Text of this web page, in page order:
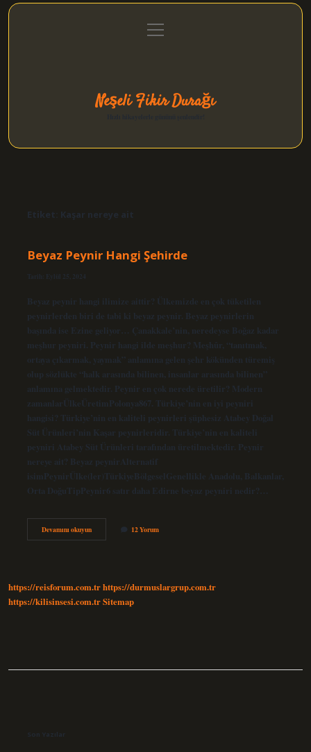
Gizlilik Politikası
menüyü
aç
Neşeli Fikir Durağı
Etiket: Kaşar nereye ait
Beyaz Peynir Hangi Şehirde
Tarih: Eylül 25, 2024
Beyaz peynir hangi ilimize aittir? Ülkemizde en çok tüketilen
peynirlerden biri de tabi ki beyaz peynir. Beyaz peynirlerin
başında ise Ezine geliyor… Çanakkale’nin, neredeyse Boğaz kadar
meşhur peyniri. Peynir hangi ilde meşhur? Meşhûr, “tanıtmak,
ortaya çıkarmak, yaymak” anlamına gelen şehr kökünden türemiş
olup sözlükte “halk arasında bilinen, insanlar arasında bilinen”
anlamına gelmektedir. Peynir en çok nerede üretilir? Modern
zamanlarÜlkeÜretimPolonya867. Türkiye’nin en iyi peyniri
hangisi? Türkiye’nin en kaliteli peynirleri şüphesiz Atabey Doğal
Süt Ürünleri’nin Kaşar peynirleridir. Türkiye’nin en kaliteli
peyniri Atabey Süt Ürünleri tarafından üretilmektedir. Peynir
nereye ait? Beyaz peynirAlternatif
isimPeynirÜlke(ler)TürkiyeBölgeselGenellikle Anadolu, Balkanlar,
Orta DoğuTipPeynir6 satır daha Edirne beyaz peyniri nedir?…
Devamını okuyunBeyaz
Peynir
12 Yorum
https://reisforum.com.trhttps://durmuslargrup.com.tr
https://kilisinsesi.com.trSitemap
Son Yazılar